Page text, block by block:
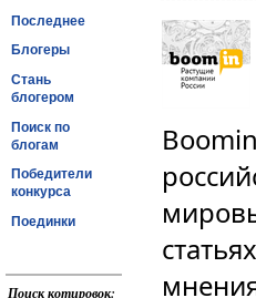
Последнее
Блогеры
Стань
блогером
Поиск по
блогам
Победители
конкурса
Поединки
Поиск котировок: